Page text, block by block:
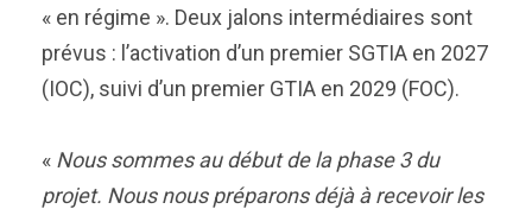
« en régime ». Deux jalons intermédiaires sont
prévus : l’activation d’un premier SGTIA en 2027
(IOC), suivi d’un premier GTIA en 2029 (FOC).
« Nous sommes au début de la phase 3 du
projet. Nous nous préparons déjà à recevoir les